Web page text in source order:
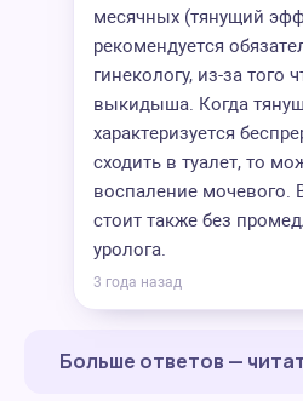
месячных (тянущий
рекомендуется
гинекологу, из-за того
выкидыша. Когда
характеризуется
сходить в туалет, то
воспаление мочевого.
стоит также без
уролога.
3 года назад
Больше ответов —